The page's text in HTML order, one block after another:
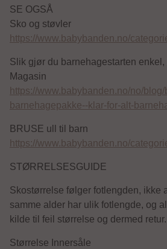
SE OGSÅ
Sko og støvler
https://www.babybanden.no/
Slik gjør du barnehagestarten
Magasin
https://www.babybanden.no/no/blog/
barnehagepakke--klar-for-alt-
BRUSE ull til barn
https://www.babybanden.no/
STØRRELSESGUIDE
Skostørrelse følger fotlengden, ikke
samme alder har ulik fotlengde, og
kilde til feil størrelse og dermed retur.
Størrelse Innersåle